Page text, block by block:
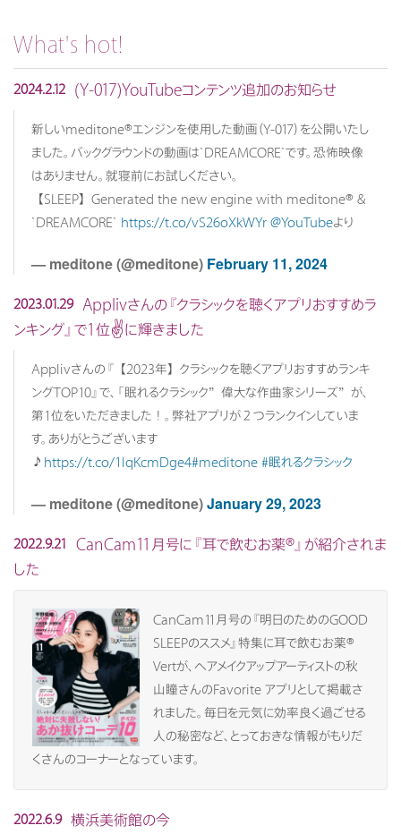
What's hot!
2024.2.12 (Y-017)YouTubeコンテンツ追加のお知らせ
新しいmeditone®エンジンを使用した動画（Y-017）を公開いたし
ました。バックグラウンドの動画は`DREAMCORE`です。恐怖映像
はありません。就寝前にお試しください。
【SLEEP】Generated the new engine with meditone® &
`DREAMCORE` https://t.co/vS26oXkWYr @YouTubeより
— meditone (@meditone) February 11, 2024
2023.01.29 Applivさんの『クラシックを聴くアプリおすすめラ
ンキング』で1位✌️に輝きました
Applivさんの『【2023年】クラシックを聴くアプリおすすめランキ
ングTOP10』で、「眠れるクラシック”偉大な作曲家シリーズ”が、
第1位をいただきました！。弊社アプリが２つランクインしていま
す。ありがとうございます
♪ https://t.co/1lqKcmDge4#meditone #眠れるクラシック
— meditone (@meditone)January 29, 2023
2022.9.21
CanCam11月号に『耳で飲むお薬®』が紹介されま
した
CanCam11月号の『明日のためのGOOD
SLEEPのススメ』特集に耳で飲むお薬®
Vertが、ヘアメイクアップアーティストの秋
山瞳さんのFavorite アプリとして掲載さ
れました。毎日を元気に効率良く過ごせる
人の秘密など、とっておきな情報がもりだ
くさんのコーナーとなっています。
2022.6.9 横浜美術館の今